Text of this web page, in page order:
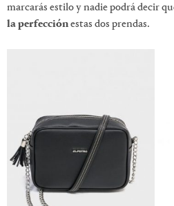
marcarás estilo y nadie podrá decir
la perfecciónestas dos prendas.